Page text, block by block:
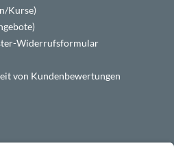
Kurse)
Widerrufsformular
von Kundenbewertungen